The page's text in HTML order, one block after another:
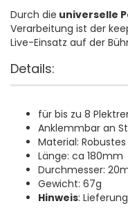
Durch die universelle
Verarbeitung ist der
Live-Einsatz auf der
Details:
für bis zu 8
Anklemmbar an
Material:
Länge: ca 180mm
Durchmesser:
Gewicht: 67g
Hinweis: